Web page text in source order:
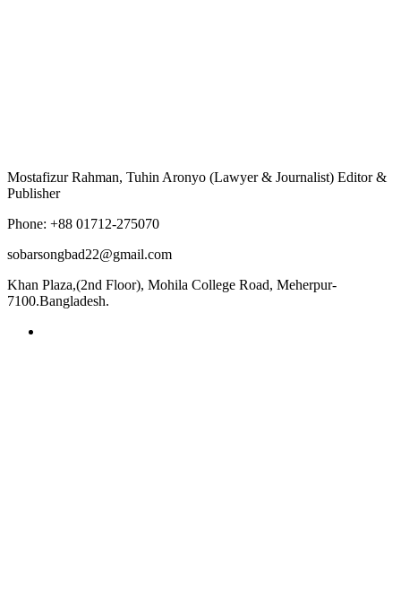
Mostafizur Rahman, Tuhin Aronyo (Lawyer & Journalist) Editor &
Publisher
Phone: +88 01712-275070
sobarsongbad22@gmail.com
Khan Plaza,(2nd Floor), Mohila College Road, Meherpur-
7100.Bangladesh.